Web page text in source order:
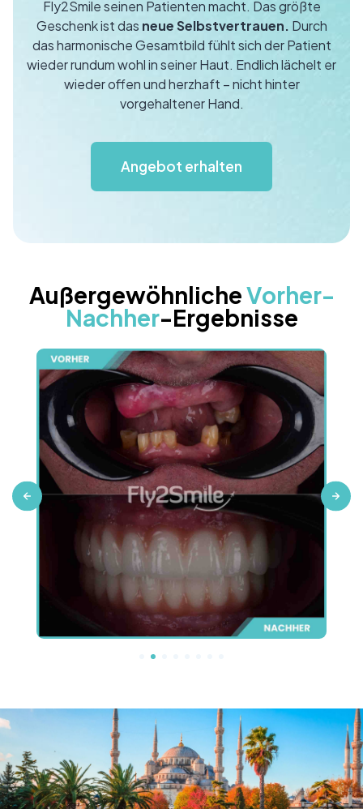
Fly2Smile seinen Patienten macht. Das größte
Geschenk ist das neue Selbstvertrauen. Durch
das harmonische Gesamtbild fühlt sich der Patient
wieder rundum wohl in seiner Haut. Endlich lächelt er
wieder offen und herzhaft – nicht hinter
vorgehaltener Hand.
Angebot erhalten
AußergewöhnlicheVorher-
Nachher-Ergebnisse